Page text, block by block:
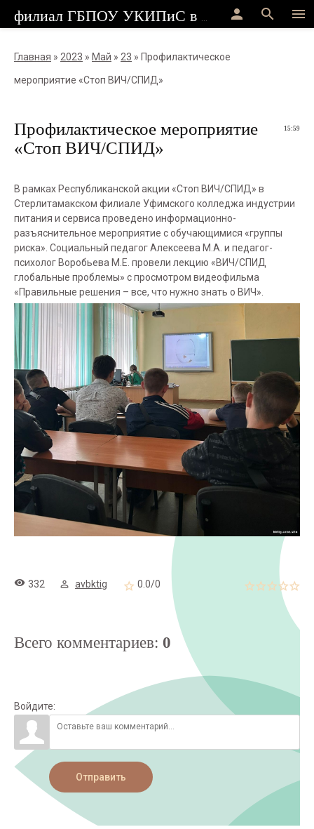
menu
search
person
Главная » 2023 » Май » 23 » Профилактическое
мероприятие «Стоп ВИЧ/СПИД»
15:59
Профилактическое мероприятие
«Стоп ВИЧ/СПИД»
В рамках Республиканской акции «Стоп ВИЧ/СПИД» в
Стерлитамакском филиале Уфимского колледжа индустрии
питания и сервиса проведено информационно-
разъяснительное мероприятие с обучающимися «группы
риска». Социальный педагог Алексеева М.А. и педагог-
психолог Воробьева М.Е. провели лекцию «ВИЧ/СПИД
глобальные проблемы» с просмотром видеофильма
«Правильные решения – все, что нужно знать о ВИЧ».
332 avbktig 0.0/0
Всего комментариев: 0
Войдите:
Отправить